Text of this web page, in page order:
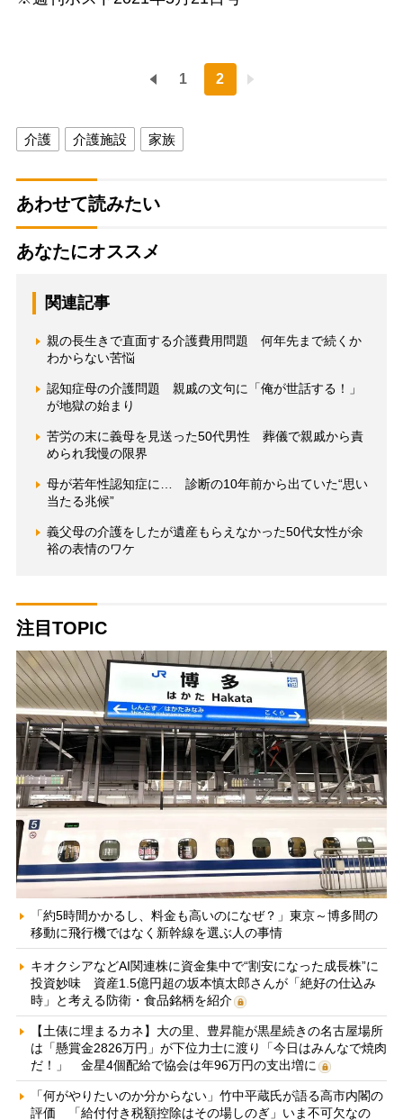
1 2
介護 介護施設 家族
あわせて読みたい
あなたにオススメ
関連記事
親の長生きで直面する介護費用問題 何年先まで続くか
わからない苦悩
認知症母の介護問題 親戚の文句に「俺が世話する！」
が地獄の始まり
苦労の末に義母を見送った50代男性 葬儀で親戚から責
められ我慢の限界
母が若年性認知症に… 診断の10年前から出ていた“思い
当たる兆候”
義父母の介護をしたが遺産もらえなかった50代女性が余
裕の表情のワケ
注目TOPIC
「約5時間かかるし、料金も高いのになぜ？」東京～博多間の
移動に飛行機ではなく新幹線を選ぶ人の事情
キオクシアなどAI関連株に資金集中で“割安になった成長株”に
投資妙味 資産1.5億円超の坂本慎太郎さんが「絶好の仕込み
時」と考える防衛・食品銘柄を紹介
【土俵に埋まるカネ】大の里、豊昇龍が黒星続きの名古屋場所
は「懸賞金2826万円」が下位力士に渡り「今日はみんなで焼肉
だ！」 金星4個配給で協会は年96万円の支出増に
「何がやりたいのか分からない」竹中平蔵氏が語る高市内閣の
評価 「給付付き税額控除はその場しのぎ」いま不可欠なの